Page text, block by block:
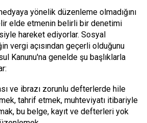
yönelik düzenleme olmadığını
elde etmenin belirli bir denetimi
hareket ediyorlar. Sosyal
vergi açısından geçerli olduğunu
Kanunu'na genelde şu başlıklarla
ve ibrazı zorunlu defterlerde hile
tahrif etmek, muhteviyatı itibariyle
bu belge, kayıt ve defterleri yok